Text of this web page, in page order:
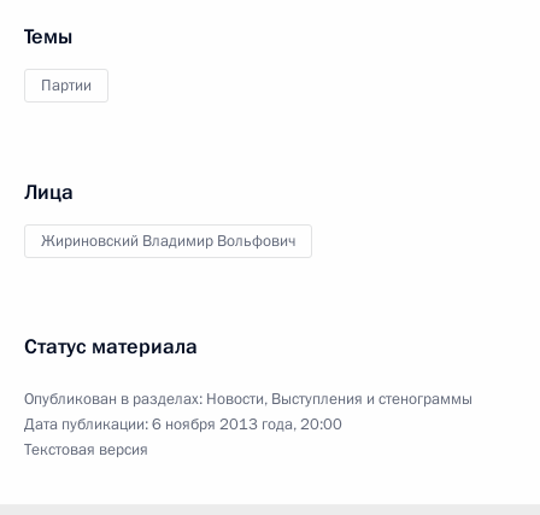
Темы
Партии
Лица
Жириновский Владимир Вольфович
Статус материала
Опубликован в разделах: Новости, Выступления и стенограммы
Дата публикации:6 ноября 2013 года, 20:00
Текстовая версия